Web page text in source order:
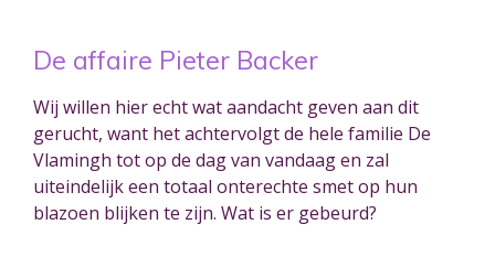
De affaire Pieter Backer
Wij willen hier echt wat aandacht geven aan dit
gerucht, want het achtervolgt de hele familie De
Vlamingh tot op de dag van vandaagen zal
uiteindelijk een totaal onterechte smet op hun
blazoen blijken te zijn. Wat is er gebeurd?